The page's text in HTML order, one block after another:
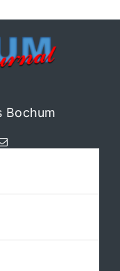
Bochum